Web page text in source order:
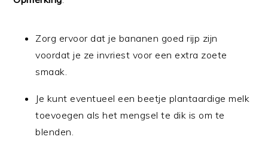
Zorg ervoor dat je bananen goed rijp zijn
voordat je ze invriest voor een extra zoete
smaak.
Je kunt eventueel een beetje plantaardige melk
toevoegen als het mengsel te dik is om te
blenden.